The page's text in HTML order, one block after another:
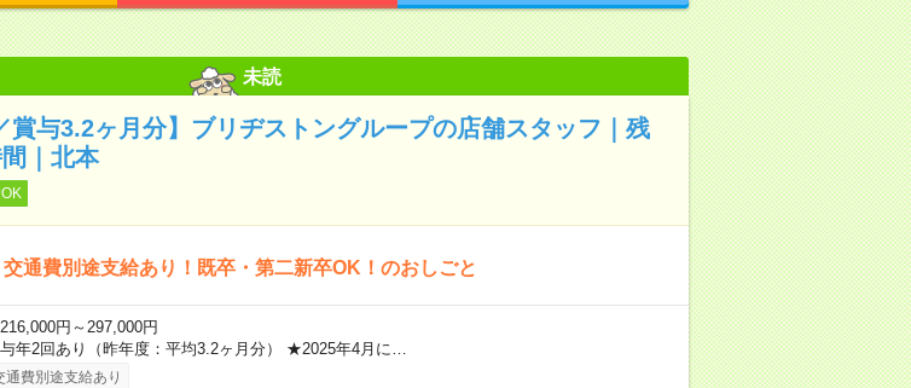
未読
賞与3.2ヶ月分】ブリヂストングループの店舗スタッフ｜残
｜北本
通費別途支給あり！既卒・第二新卒OK！のおしごと
円～297,000円
年2回あり（昨年度：平均3.2ヶ月分） ★2025年4月に…
通費別途支給あり